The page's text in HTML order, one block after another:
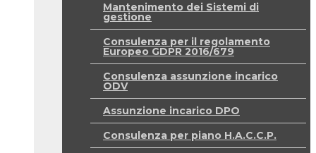
Mantenimento dei Sistemi di
gestione
Consulenza per il regolamento
Europeo GDPR 2016/679
Consulenza assunzione incarico
ODV
Assunzione incarico DPO
Consulenza per piano H.A.C.C.P.